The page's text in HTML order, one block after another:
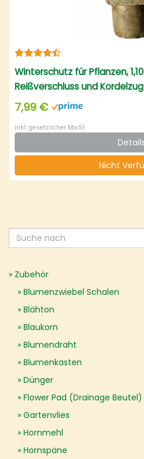
Winterschutz für Pflanzen,
Reißverschluss und Kordelzug
7,99 €
inkl. gesetzlicher MwSt.
Details
Nicht
Zubehör
Blumenzwiebel Schalen
Blähton
Blaukorn
Blumendraht
Blumenkasten
Dünger
Flower Pad (Drainage Beutel)
Gartenvlies
Hornmehl
Hornspäne